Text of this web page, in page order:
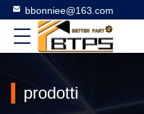
bbonniee@163.com
prodotti